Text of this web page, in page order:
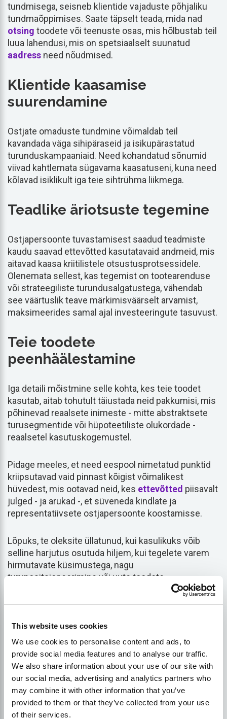
This website uses cookies
We use cookies to personalise content and ads, to
provide social media features and to analyse our traffic.
We also share information about your use of our site with
our social media, advertising and analytics partners who
may combine it with other information that you’ve
provided to them or that they’ve collected from your use
of their services.
tundmisega, seisneb klientide vajaduste põhjaliku
tundmaõppimises. Saate täpselt teada, mida nad
otsing toodete või teenuste osas, mis hõlbustab teil
luua lahendusi, mis on spetsiaalselt suunatud
aadress need nõudmised.
Klientide kaasamise
suurendamine
Ostjate omaduste tundmine võimaldab teil
kavandada väga sihipäraseid ja isikupärastatud
turunduskampaaniaid. Need kohandatud sõnumid
viivad kahtlemata sügavama kaasatuseni, kuna need
kõlavad isiklikult iga teie sihtrühma liikmega.
Teadlike äriotsuste tegemine
Ostjapersoonte tuvastamisest saadud teadmiste
kaudu saavad ettevõtted kasutatavaid andmeid, mis
aitavad kaasa kriitilistele otsustusprotsessidele.
Olenemata sellest, kas tegemist on tootearenduse
või strateegiliste turundusalgatustega, vähendab
see väärtuslik teave märkimisväärselt arvamist,
maksimeerides samal ajal investeeringute tasuvust.
Teie toodete
peenhäälestamine
Iga detaili mõistmine selle kohta, kes teie toodet
kasutab, aitab tohutult täiustada neid pakkumisi, mis
põhinevad reaalsete inimeste - mitte abstraktsete
turusegmentide või hüpoteetiliste olukordade -
reaalsetel kasutuskogemustel.
Pidage meeles, et need eespool nimetatud punktid
kriipsutavad vaid pinnast kõigist võimalikest
hüvedest, mis ootavad neid, kes ettevõtted piisavalt
julged - ja arukad -, et süveneda kindlate ja
representatiivsete ostjapersoonte koostamisse.
Lõpuks, te oleksite üllatunud, kui kasulikuks võib
selline harjutus osutuda hiljem, kui tegelete varem
hirmutavate küsimustega, nagu
turupositsioneerimine või uute toodete
turuleviimine. Ja mis veelgi tähtsam, võib-olla leiate,
olulisemad - teie klientidega.
Ostjapersoonis sisalduvad
omadused
Püüdes vastata küsimusele "mis on ostjapersona?",